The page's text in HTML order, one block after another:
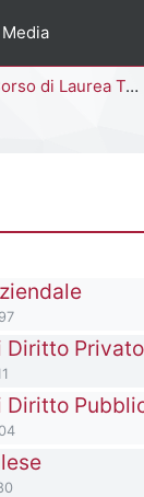
di Laurea Triennale
del corso
Diritto Privato
del corso
Diritto
del corso
del corso